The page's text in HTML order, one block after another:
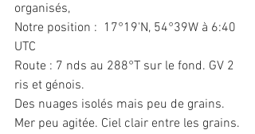
organisés,
Notre position :  17°19'N, 54°39W à 6:40
UTC
Route : 7 nds au 288°T sur le fond. GV 2
ris et génois.
Des nuages isolés mais peu de grains.
Mer peu agitée. Ciel clair entre les grains.